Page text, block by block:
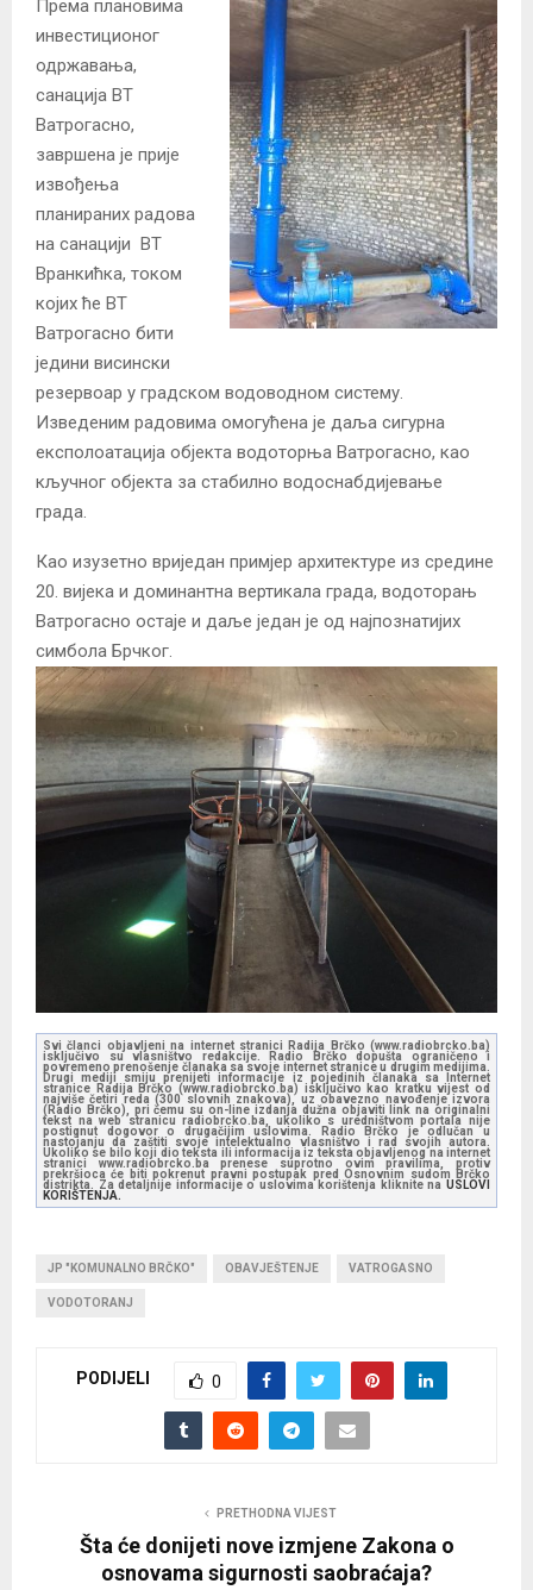
Према плановима
инвестиционог
одржавања,
санација ВТ
Ватрогасно,
завршена је прије
извођења
планираних радова
на санацији ВТ
Вранкићка, током
којих ће ВТ
Ватрогасно бити
једини висински
резервоар у градском водоводном систему.
Изведеним радовима омогућена је даља сигурна
експолоатација објекта водоторња Ватрогасно, као
кључног објекта за стабилно водоснабдијевање
града.
Као изузетно вриједан примјер архитектуре из средине
20. вијека и доминантна вертикала града, водоторањ
Ватрогасно остаје и даље један је од најпознатијих
симбола Брчког.
Svi članci objavljeni na internet stranici Radija Brčko (www.radiobrcko.ba)
isključivo su vlasništvo redakcije. Radio Brčko dopušta ograničeno i
povremeno prenošenje članaka sa svoje internet stranice u drugim medijima.
Drugi mediji smiju prenijeti informacije iz pojedinih članaka sa Internet
stranice Radija Brčko (www.radiobrcko.ba) isključivo kao kratku vijest od
najviše četiri reda (300 slovnih znakova), uz obavezno navođenje izvora
(Radio Brčko), pri čemu su on-line izdanja dužna objaviti link na originalni
tekst na web stranicu radiobrcko.ba, ukoliko s uredništvom portala nije
postignut dogovor o drugačijim uslovima. Radio Brčko je odlučan u
nastojanju da zaštiti svoje intelektualno vlasništvo i rad svojih autora.
Ukoliko se bilo koji dio teksta ili informacija iz teksta objavljenog na internet
stranici www.radiobrcko.ba prenese suprotno ovim pravilima, protiv
prekršioca će biti pokrenut pravni postupak pred Osnovnim sudom Brčko
distrikta. Za detaljnije informacije o uslovima korištenja kliknite na USLOVI
KORIŠTENJA.
JP "KOMUNALNO BRČKO" OBAVJEŠTENJE VATROGASNO
VODOTORANJ
PODIJELI 0
PRETHODNA VIJEST
Šta će donijeti nove izmjene Zakona o
osnovama sigurnosti saobraćaja?